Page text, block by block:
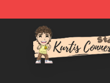
- Official Kurtis Conner